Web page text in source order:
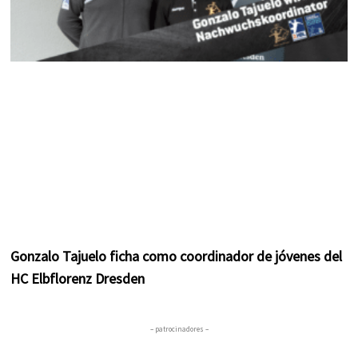
Gonzalo Tajuelo ficha como coordinador de jóvenes del
HC Elbflorenz Dresden
– patrocinadores –